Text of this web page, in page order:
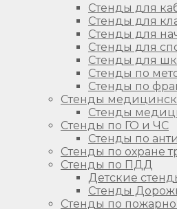
Стенды для
Стенды для
Стенды для
Стенды для
Стенды для
Стенды по
Стенды по
Стенды
Стенды
Стенды по ГО и ЧС
Стенды по
Стенды по охране
Стенды по ПДД
Детские
Стенды
Стенды по